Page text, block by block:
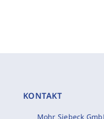
KONTAKT
Mohr Siebeck